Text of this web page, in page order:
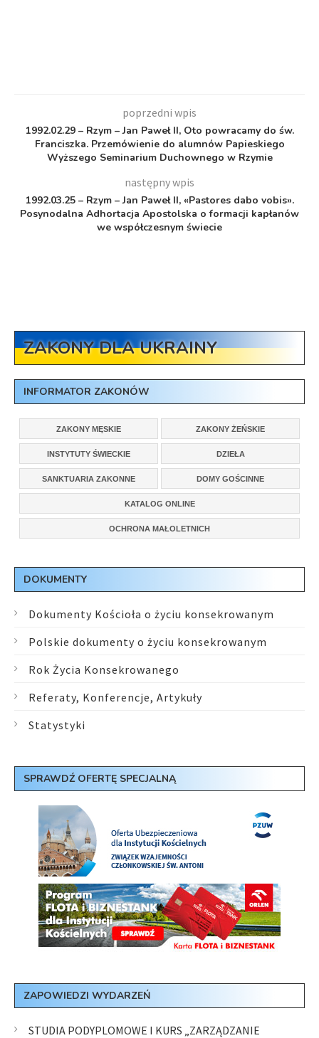
poprzedni wpis
1992.02.29 – Rzym – Jan Paweł II, Oto powracamy do św.
Franciszka. Przemówienie do alumnów Papieskiego
Wyższego Seminarium Duchownego w Rzymie
następny wpis
1992.03.25 – Rzym – Jan Paweł II, «Pastores dabo vobis».
Posynodalna Adhortacja Apostolska o formacji kapłanów
we współczesnym świecie
ZAKONY DLA UKRAINY
INFORMATOR ZAKONÓW
ZAKONY MĘSKIE ZAKONY ŻEŃSKIE
INSTYTUTY ŚWIECKIE DZIEŁA
SANKTUARIA ZAKONNE DOMY GOŚCINNE
KATALOG ONLINE
OCHRONA MAŁOLETNICH
DOKUMENTY
Dokumenty Kościoła o życiu konsekrowanym
Polskie dokumenty o życiu konsekrowanym
Rok Życia Konsekrowanego
Referaty, Konferencje, Artykuły
Statystyki
SPRAWDŹ OFERTĘ SPECJALNĄ
ZAPOWIEDZI WYDARZEŃ
STUDIA PODYPLOMOWE I KURS „ZARZĄDZANIE